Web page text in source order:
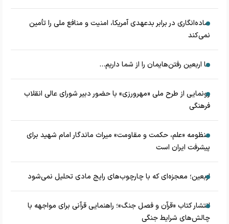
ساده‌انگاری در برابر بدعهدی آمریکا، امنیت و منافع ملی را تأمین
نمی‌کند
ما اربعین رفتن‌هایمان را از شما داریم...
رونمایی از طرح ملی «مهرورزی» با حضور دبیر شورای عالی انقلاب
فرهنگی
منظومه «علم، حکمت و مقاومت» میراث ماندگار امام شهید برای
پیشرفت ایران است
اربعین؛ معجزه‌ای که با چارچوب‌های رایج مادی تحلیل نمی‌شود
انتشار کتاب «قرآن و فصل جنگ»؛ راهنمایی قرآنی برای مواجهه با
چالش‌های شرایط جنگی